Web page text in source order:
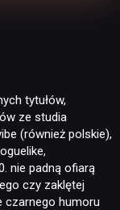
tytułów,
ze studia
(również polskie),
nie padną ofiarą
czy zaklętej
czarnego humoru